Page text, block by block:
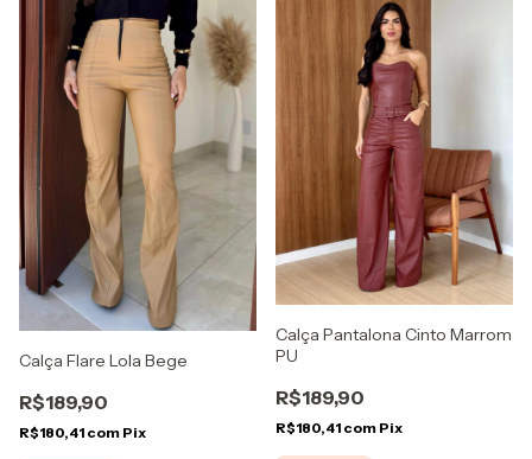
Calça Flare Lola Bege
R$189,90
R$180,41 com Pix
Calça Pantalona Cinto Marrom
PU
R$189,90
R$180,41 com Pix